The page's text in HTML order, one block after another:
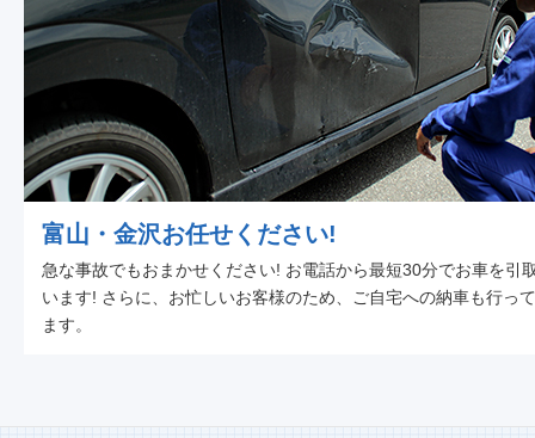
富山・金沢お任せください!
急な事故でもおまかせください! お電話から最短30分でお車を引
います! さらに、お忙しいお客様のため、ご自宅への納車も行っ
ます。